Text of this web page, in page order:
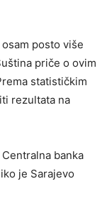
posto više
priče o ovim
statističkim
rezultata na
banka
je Sarajevo